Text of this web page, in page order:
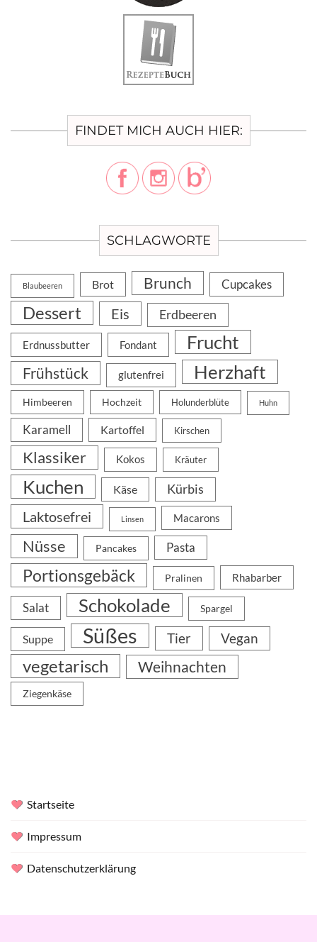
FINDET MICH AUCH HIER:
SCHLAGWORTE
Blaubeeren Brot Brunch Cupcakes
Dessert Eis Erdbeeren
Erdnussbutter Fondant Frucht
Frühstück glutenfrei Herzhaft
Himbeeren Hochzeit Holunderblüte Huhn
Karamell Kartoffel Kirschen
Klassiker Kokos Kräuter
Kuchen Käse Kürbis
Laktosefrei Linsen Macarons
Nüsse Pancakes Pasta
Portionsgebäck Pralinen Rhabarber
Salat Schokolade Spargel
Suppe Süßes Tier Vegan
vegetarisch Weihnachten
Ziegenkäse
Startseite
Impressum
Datenschutzerklärung